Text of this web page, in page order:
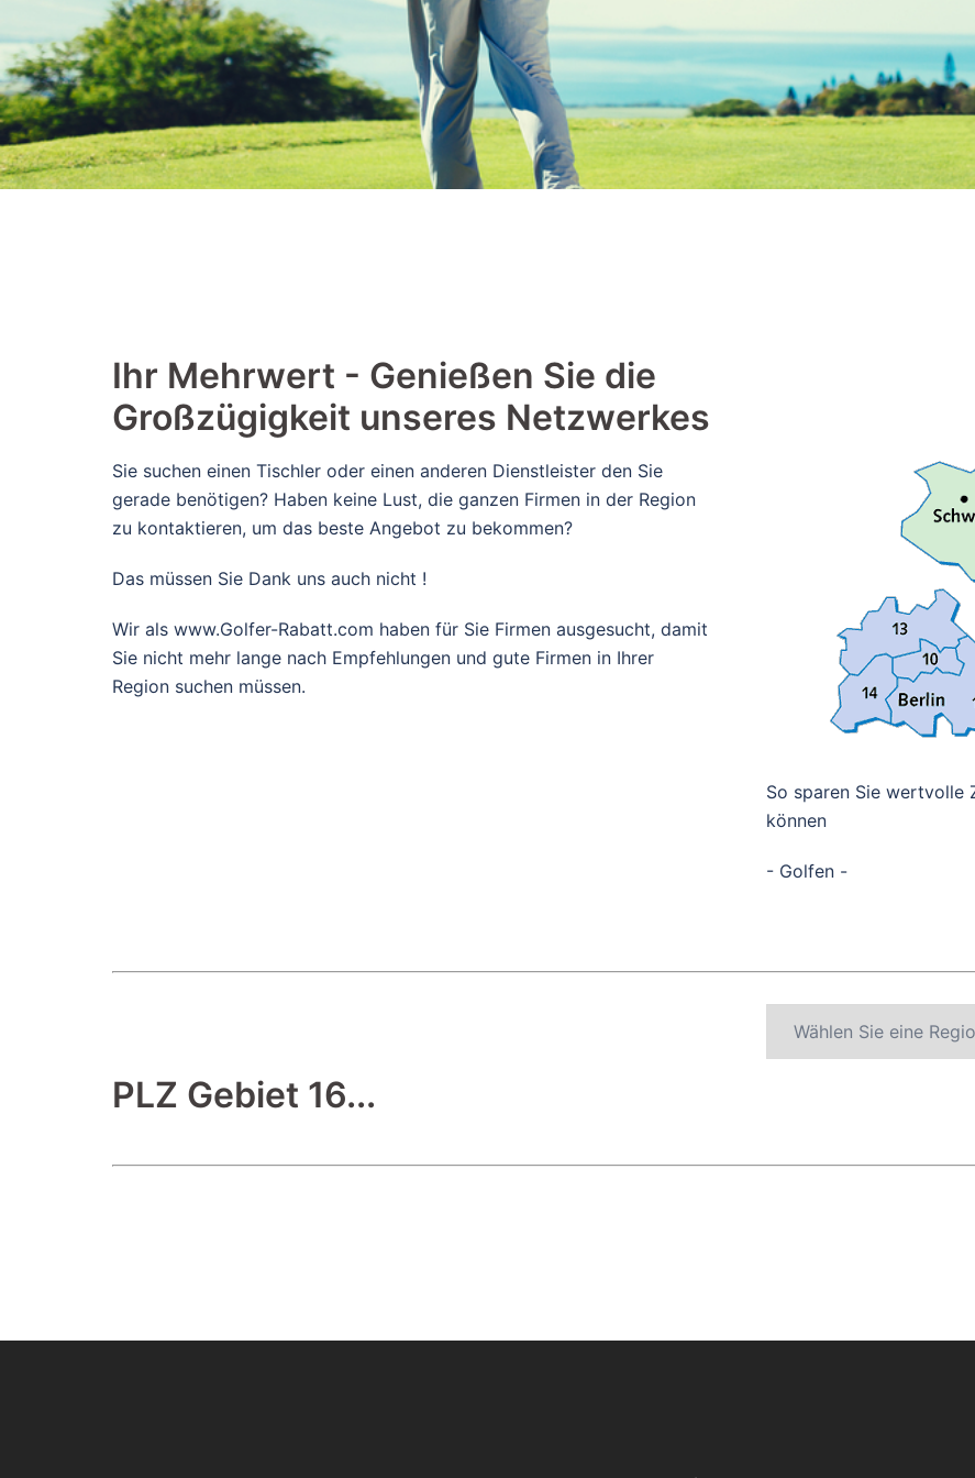
​​Ihr Mehrwert - Genießen Sie die
Großzügigkeit unseres Netzwerkes
Sie suchen einen Tischler oder einen anderen Dienstleister den Sie
gerade benötigen? Haben keine Lust, die ganzen Firmen in der Region
zu kontaktieren, um das beste Angebot zu bekommen?
Das müssen Sie Dank uns auch nicht !
Wir als www.Golfer-Rabatt.com haben für Sie Firmen ausgesucht, damit
Sie nicht mehr lange nach Empfehlungen und gute Firmen in Ihrer
Region suchen müssen.
So sparen Sie wertvolle
können
- Golfen -
PLZ Gebiet 16...